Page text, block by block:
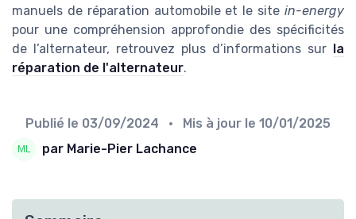
manuels de réparation automobile et le site in-energy
pour une compréhension approfondie des spécificités
de l’alternateur, retrouvez plus d’informations sur la
réparation de l'alternateur.
Publié le 03/09/2024 • Mis à jour le 10/01/2025
par Marie-Pier Lachance